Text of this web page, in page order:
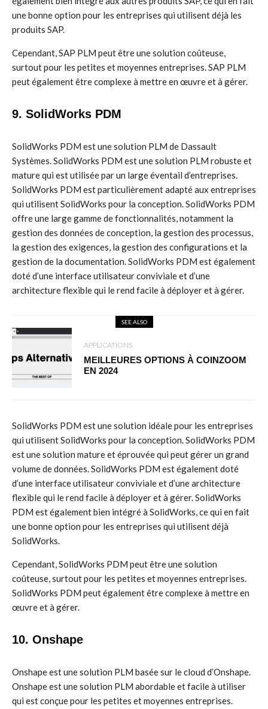
une bonne option pour les entreprises qui utilisent déjà les
produits SAP.
Cependant, SAP PLM peut être une solution coûteuse,
surtout pour les petites et moyennes entreprises. SAP PLM
peut également être complexe à mettre en œuvre et à gérer.
9. SolidWorks PDM
SolidWorks PDM est une solution PLM de Dassault
Systèmes. SolidWorks PDM est une solution PLM robuste et
mature qui est utilisée par un large éventail d’entreprises.
SolidWorks PDM est particulièrement adapté aux entreprises
qui utilisent SolidWorks pour la conception. SolidWorks PDM
offre une large gamme de fonctionnalités, notamment la
gestion des données de conception, la gestion des processus,
la gestion des exigences, la gestion des configurations et la
gestion de la documentation. SolidWorks PDM est également
doté d’une interface utilisateur conviviale et d’une
architecture flexible qui le rend facile à déployer et à gérer.
SEE ALSO
APPLICATIONS
MEILLEURES OPTIONS À COINZOOM
EN 2024
SolidWorks PDM est une solution idéale pour les entreprises
qui utilisent SolidWorks pour la conception. SolidWorks PDM
est une solution mature et éprouvée qui peut gérer un grand
volume de données. SolidWorks PDM est également doté
d’une interface utilisateur conviviale et d’une architecture
flexible qui le rend facile à déployer et à gérer. SolidWorks
PDM est également bien intégré à SolidWorks, ce qui en fait
une bonne option pour les entreprises qui utilisent déjà
SolidWorks.
Cependant, SolidWorks PDM peut être une solution
coûteuse, surtout pour les petites et moyennes entreprises.
SolidWorks PDM peut également être complexe à mettre en
œuvre et à gérer.
10. Onshape
Onshape est une solution PLM basée sur le cloud d’Onshape.
Onshape est une solution PLM abordable et facile à utiliser
qui est conçue pour les petites et moyennes entreprises.